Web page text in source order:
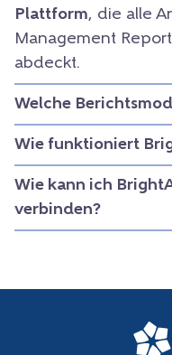
Plattform, die alle
Management
abdeckt.
Welche
Wie funktioniert
Wie kann ich
verbinden?